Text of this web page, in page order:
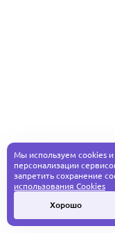
Мы используем cookies
персонализации
запретить сохранение
использования Cookies
Хорошо